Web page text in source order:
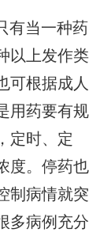
有当一种药
以上发作类
可根据成人
用药要有规
定时、定
度。停药也
制病情就突
多病例充分